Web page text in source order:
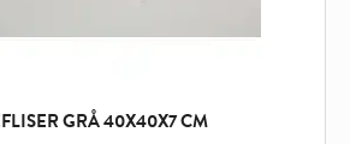
GRÅ 40X40X7 CM